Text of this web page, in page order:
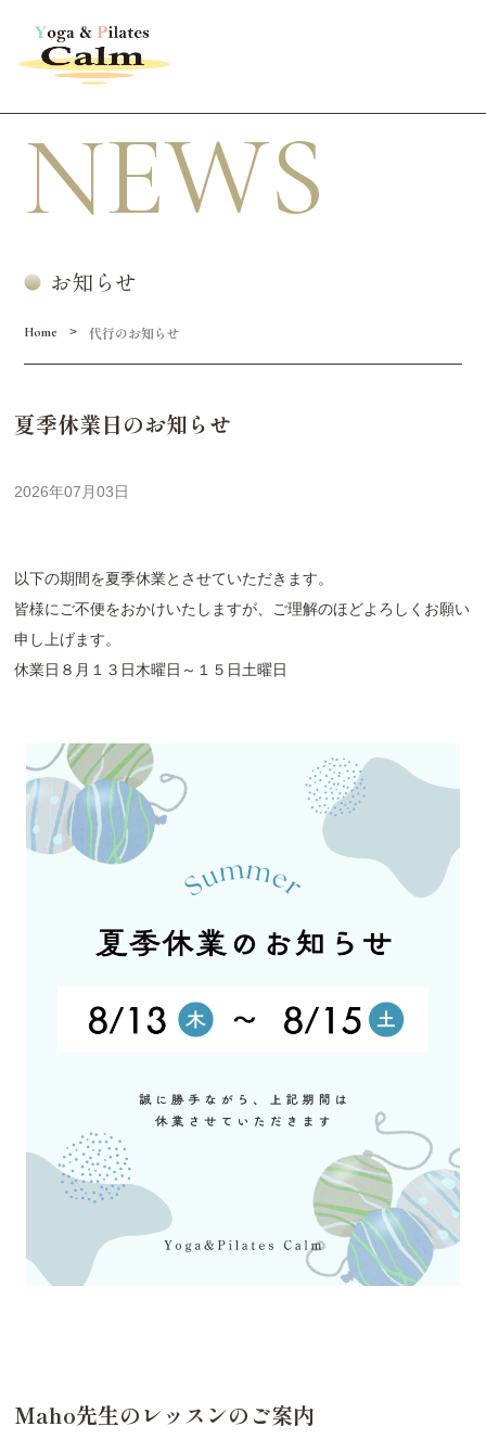
NEWS
お知らせ
Home > 代行のお知らせ
夏季休業日のお知らせ
2026年07月03日
以下の期間を夏季休業とさせていただきます。
皆様にご不便をおかけいたしますが、ご理解のほどよろしくお願い
申し上げます。
休業日８月１３日木曜日～１５日土曜日
Maho先生のレッスンのご案内